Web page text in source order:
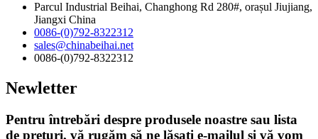
Parcul Industrial Beihai, Changhong Rd 280#, orașul Jiujiang,
Jiangxi China
0086-(0)792-8322312
sales@chinabeihai.net
0086-(0)792-8322312
Newletter
Pentru întrebări despre produsele noastre sau lista
de prețuri, vă rugăm să ne lăsați e-mailul și vă vom